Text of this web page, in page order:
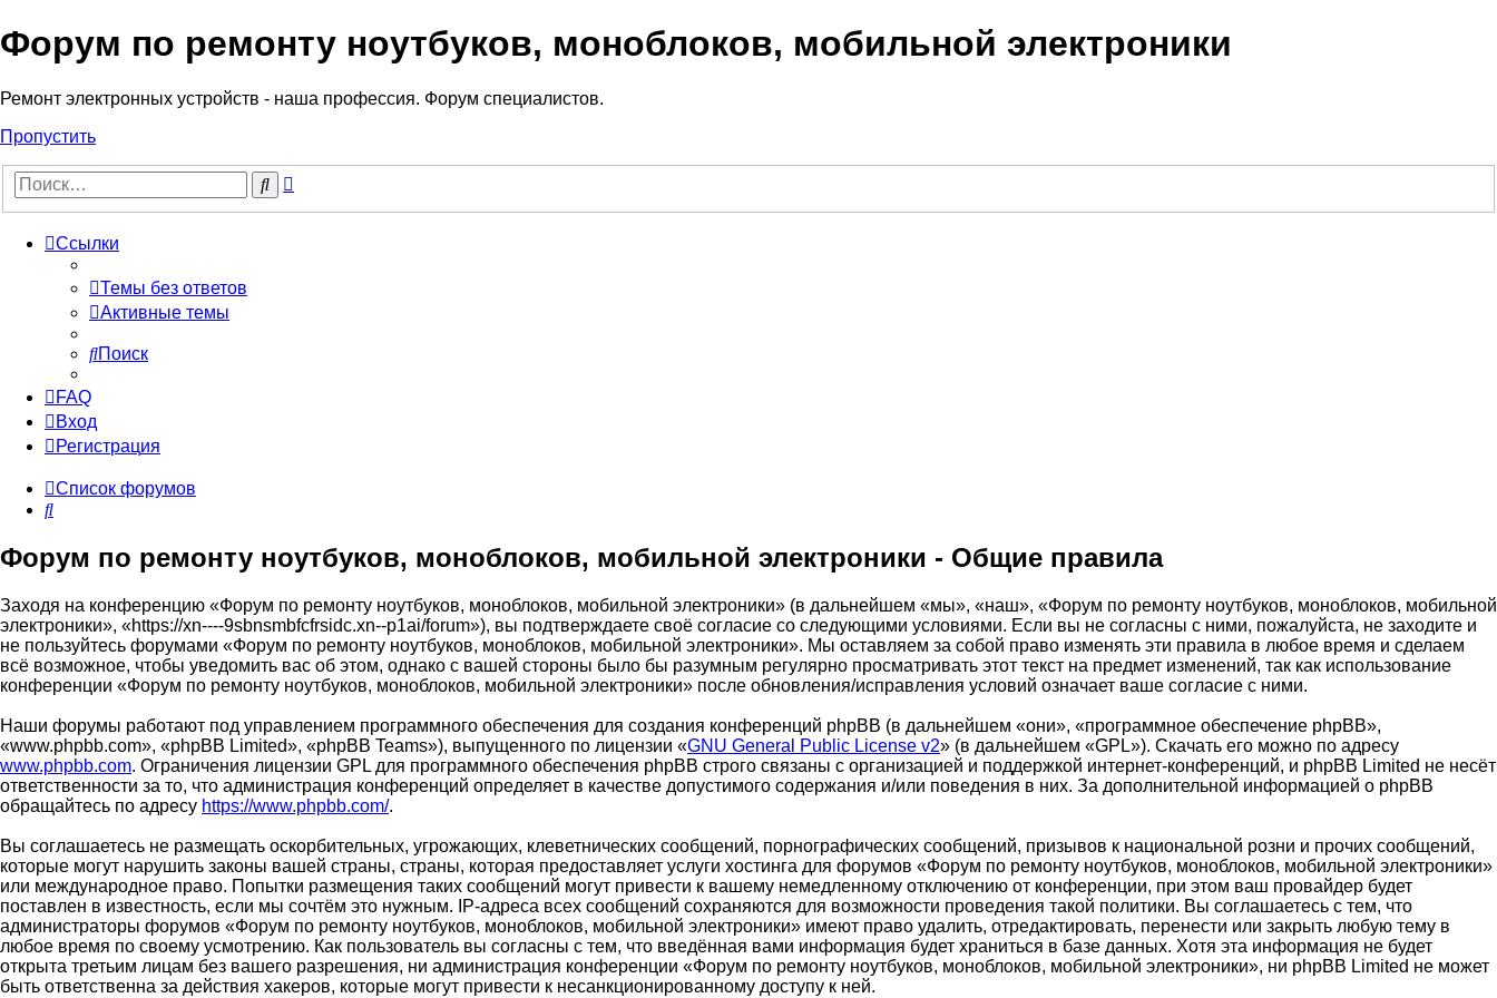
Регистрация
Форум по ремонту ноутбуков, моноблоков, мобильной электроники
Ремонт электронных устройств - наша профессия. Форум специалистов.
Пропустить
Поиск
Ссылки
Темы без ответов
Активные темы
Поиск
FAQ
Вход
Регистрация
Список форумов
Поиск
Форум по ремонту ноутбуков, моноблоков, мобильной электроники - Общие правила
Заходя на конференцию «Форум по ремонту ноутбуков, моноблоков, мобильной электроники» (в дальнейшем «мы», «наш», «Форум по ремонту ноутбуков, моноблоков, мобильной
электроники», «https://xn----9sbnsmbfcfrsidc.xn--p1ai/forum»), вы подтверждаете своё согласие со следующими условиями. Если вы не согласны с ними, пожалуйста, не заходите и
не пользуйтесь форумами «Форум по ремонту ноутбуков, моноблоков, мобильной электроники». Мы оставляем за собой право изменять эти правила в любое время и сделаем
всё возможное, чтобы уведомить вас об этом, однако с вашей стороны было бы разумным регулярно просматривать этот текст на предмет изменений, так как использование
конференции «Форум по ремонту ноутбуков, моноблоков, мобильной электроники» после обновления/исправления условий означает ваше согласие с ними.
Наши форумы работают под управлением программного обеспечения для создания конференций phpBB (в дальнейшем «они», «программное обеспечение phpBB»,
«www.phpbb.com», «phpBB Limited», «phpBB Teams»), выпущенного по лицензии «GNU General Public License v2» (в дальнейшем «GPL»). Скачать его можно по адресу
www.phpbb.com. Ограничения лицензии GPL для программного обеспечения phpBB строго связаны с организацией и поддержкой интернет-конференций, и phpBB Limited не несёт
ответственности за то, что администрация конференций определяет в качестве допустимого содержания и/или поведения в них. За дополнительной информацией о phpBB
обращайтесь по адресу https://www.phpbb.com/.
Вы соглашаетесь не размещать оскорбительных, угрожающих, клеветнических сообщений, порнографических сообщений, призывов к национальной розни и прочих сообщений,
которые могут нарушить законы вашей страны, страны, которая предоставляет услуги хостинга для форумов «Форум по ремонту ноутбуков, моноблоков, мобильной электроники»
или международное право. Попытки размещения таких сообщений могут привести к вашему немедленному отключению от конференции, при этом ваш провайдер будет
поставлен в известность, если мы сочтём это нужным. IP-адреса всех сообщений сохраняются для возможности проведения такой политики. Вы соглашаетесь с тем, что
администраторы форумов «Форум по ремонту ноутбуков, моноблоков, мобильной электроники» имеют право удалить, отредактировать, перенести или закрыть любую тему в
любое время по своему усмотрению. Как пользователь вы согласны с тем, что введённая вами информация будет храниться в базе данных. Хотя эта информация не будет
открыта третьим лицам без вашего разрешения, ни администрация конференции «Форум по ремонту ноутбуков, моноблоков, мобильной электроники», ни phpBB Limited не может
быть ответственна за действия хакеров, которые могут привести к несанкционированному доступу к ней.